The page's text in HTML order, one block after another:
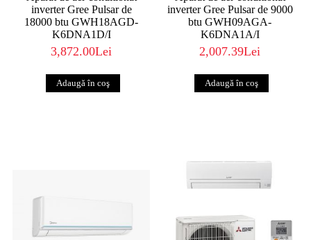
inverter Gree Pulsar de
18000 btu GWH18AGD-
K6DNA1D/I
3,872.00Lei
inverter Gree Pulsar de 9000
btu GWH09AGA-
K6DNA1A/I
2,007.39Lei